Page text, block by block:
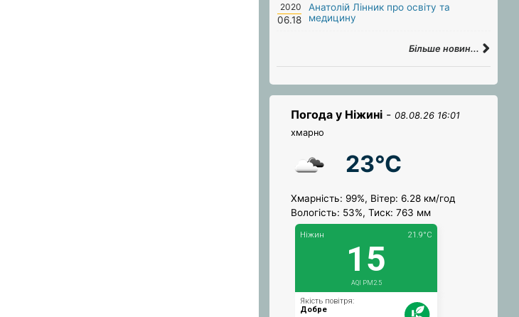
2020
06.18
Анатолій Лінник про освіту та
медицину
Більше новин...
Погода у Ніжині - 08.08.26 16:01
хмарно
23°C
Хмарність: 99%, Вітер: 6.28 км/год
Вологість: 53%, Тиск: 763 мм